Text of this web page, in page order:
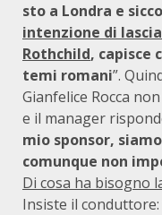
sto a Londra e
intenzione di
Rothchild, capisce
temi romani”.
Gianfelice Rocca
e il manager
mio sponsor,
comunque non
Di cosa ha bisogno
Insiste il